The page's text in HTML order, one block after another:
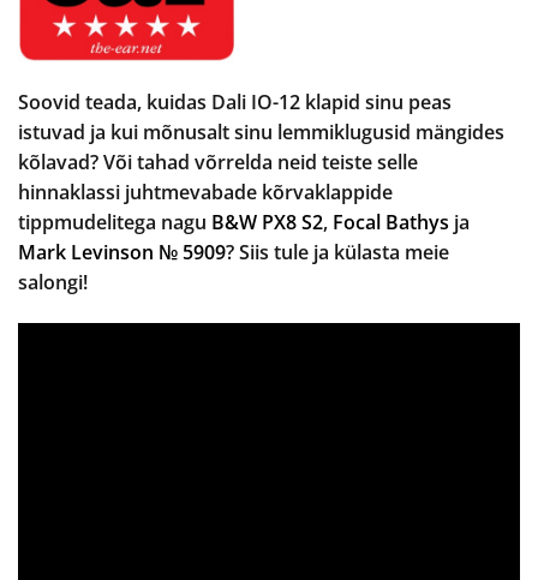
Soovid teada, kuidas Dali IO-12 klapid sinu peas
istuvad ja kui mõnusalt sinu lemmiklugusid mängides
kõlavad? Või tahad võrrelda neid teiste selle
hinnaklassi juhtmevabade kõrvaklappide
tippmudelitega nagu B&W PX8 S2, Focal Bathys ja
Mark Levinson № 5909? Siis tule ja külasta meie
salongi!